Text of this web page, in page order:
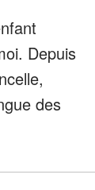
Depuis
des